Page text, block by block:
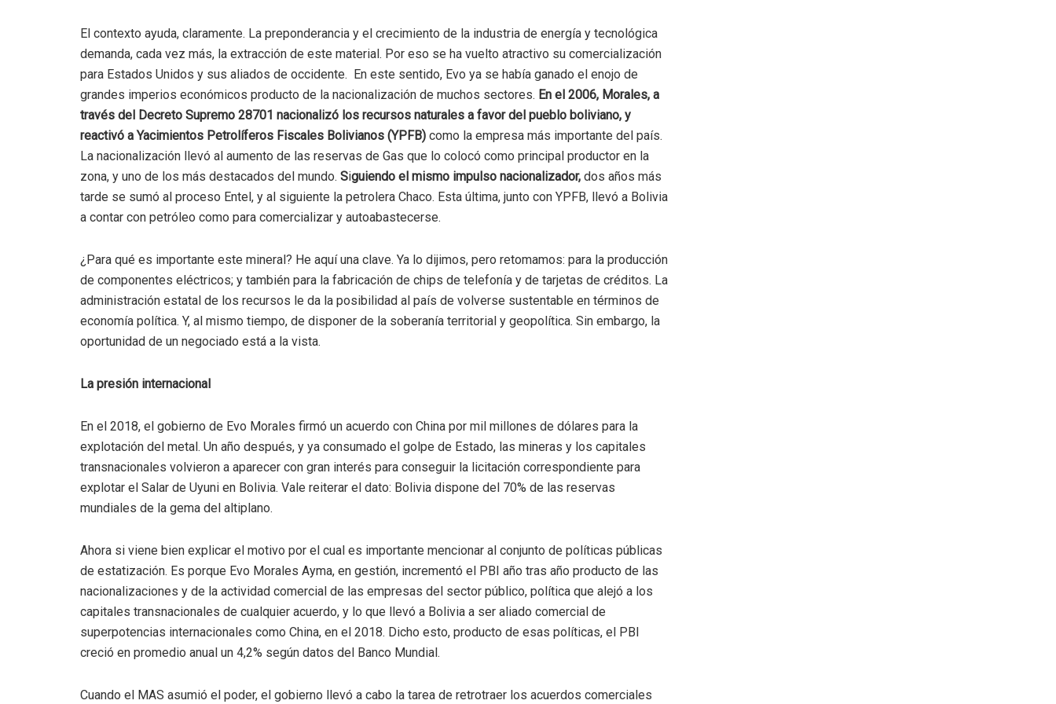
El contexto ayuda, claramente. La preponderancia y el crecimiento de la industria de energía y tecnológica
demanda, cada vez más, la extracción de este material. Por eso se ha vuelto atractivo su comercialización
para Estados Unidos y sus aliados de occidente. En este sentido, Evo ya se había ganado el enojo de
grandes imperios económicos producto de la nacionalización de muchos sectores. En el 2006, Morales, a
través del Decreto Supremo 28701 nacionalizó los recursos naturales a favor del pueblo boliviano, y
reactivó a Yacimientos Petrolíferos Fiscales Bolivianos (YPFB) como la empresa más importante del país.
La nacionalización llevó al aumento de las reservas de Gas que lo colocó como principal productor en la
zona, y uno de los más destacados del mundo. Siguiendo el mismo impulso nacionalizador, dos años más
tarde se sumó al proceso Entel, y al siguiente la petrolera Chaco. Esta última, junto con YPFB, llevó a Bolivia
a contar con petróleo como para comercializar y autoabastecerse.
¿Para qué es importante este mineral? He aquí una clave. Ya lo dijimos, pero retomamos: para la producción
de componentes eléctricos; y también para la fabricación de chips de telefonía y de tarjetas de créditos. La
administración estatal de los recursos le da la posibilidad al país de volverse sustentable en términos de
economía política. Y, al mismo tiempo, de disponer de la soberanía territorial y geopolítica. Sin embargo, la
oportunidad de un negociado está a la vista.
La presión internacional
En el 2018, el gobierno de Evo Morales firmó un acuerdo con China por mil millones de dólares para la
explotación del metal. Un año después, y ya consumado el golpe de Estado, las mineras y los capitales
transnacionales volvieron a aparecer con gran interés para conseguir la licitación correspondiente para
explotar el Salar de Uyuni en Bolivia. Vale reiterar el dato: Bolivia dispone del 70% de las reservas
mundiales de la gema del altiplano.
Ahora si viene bien explicar el motivo por el cual es importante mencionar al conjunto de políticas públicas
de estatización. Es porque Evo Morales Ayma, en gestión, incrementó el PBI año tras año producto de las
nacionalizaciones y de la actividad comercial de las empresas del sector público, política que alejó a los
capitales transnacionales de cualquier acuerdo, y lo que llevó a Bolivia a ser aliado comercial de
superpotencias internacionales como China, en el 2018. Dicho esto, producto de esas políticas, el PBI
creció en promedio anual un 4,2% según datos del Banco Mundial.
Cuando el MAS asumió el poder, el gobierno llevó a cabo la tarea de retrotraer los acuerdos comerciales